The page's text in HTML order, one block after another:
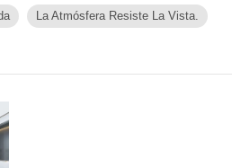
entonces el estilista está cerca de
a medida...
La Atmósfera Resiste La Vista.